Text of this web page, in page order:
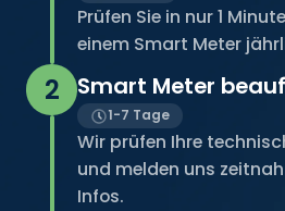
Prüfen Sie in nur 1
einem Smart Meter
2 Smart Meter
1-7 Tage
Wir prüfen Ihre
und melden uns
Infos.